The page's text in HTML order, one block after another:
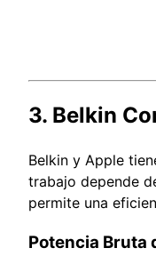
3. Belkin
Belkin y Apple
trabajo depende
permite una
Potencia Bruta